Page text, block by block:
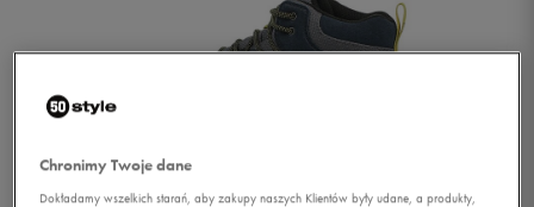
Chronimy Twoje dane
Dokładamy wszelkich starań, aby zakupy naszych Klientów były udane, a produkty,